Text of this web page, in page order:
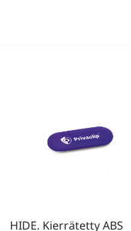
HIDE. Kierrätetty ABS